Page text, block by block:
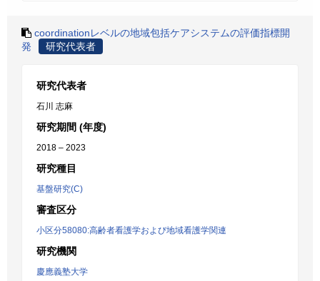
coordinationレベルの地域包括ケアシステムの評価指標開
発
研究代表者
研究代表者
石川 志麻
研究期間 (年度)
2018 – 2023
研究種目
基盤研究(C)
審査区分
小区分58080:高齢者看護学および地域看護学関連
研究機関
慶應義塾大学